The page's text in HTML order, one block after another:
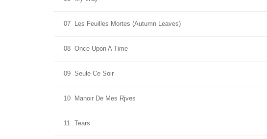
07 Les Feuilles Mortes (Autumn Leaves)
08 Once Upon A Time
09 Seule Ce Soir
10 Manoir De Mes Rjves
11 Tears